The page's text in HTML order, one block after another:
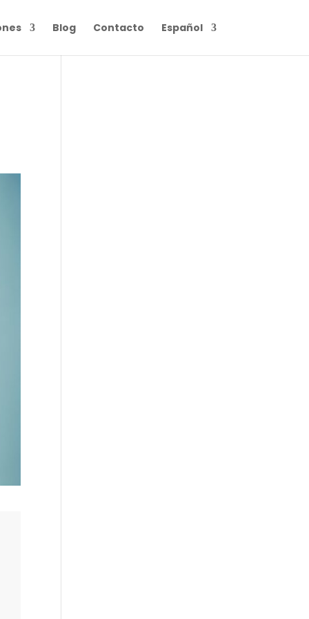
Blog Contacto Español